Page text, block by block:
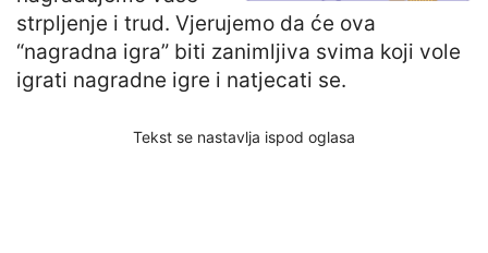
strpljenje i trud. Vjerujemo da će ova
“nagradna igra” biti zanimljiva svima koji vole
igrati nagradne igre i natjecati se.
Tekst se nastavlja ispod oglasa